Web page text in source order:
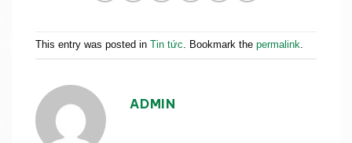
This entry was posted in Tin tức. Bookmark the permalink.
ADMIN